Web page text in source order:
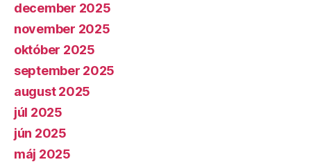
december 2025
november 2025
október 2025
september 2025
august 2025
júl 2025
jún 2025
máj 2025